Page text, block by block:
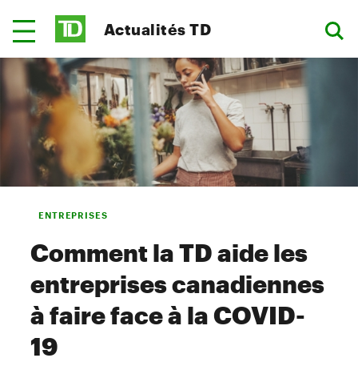
Actualités TD
ENTREPRISES
Comment la TD aide les
entreprises canadiennes
à faire face à la COVID-
19